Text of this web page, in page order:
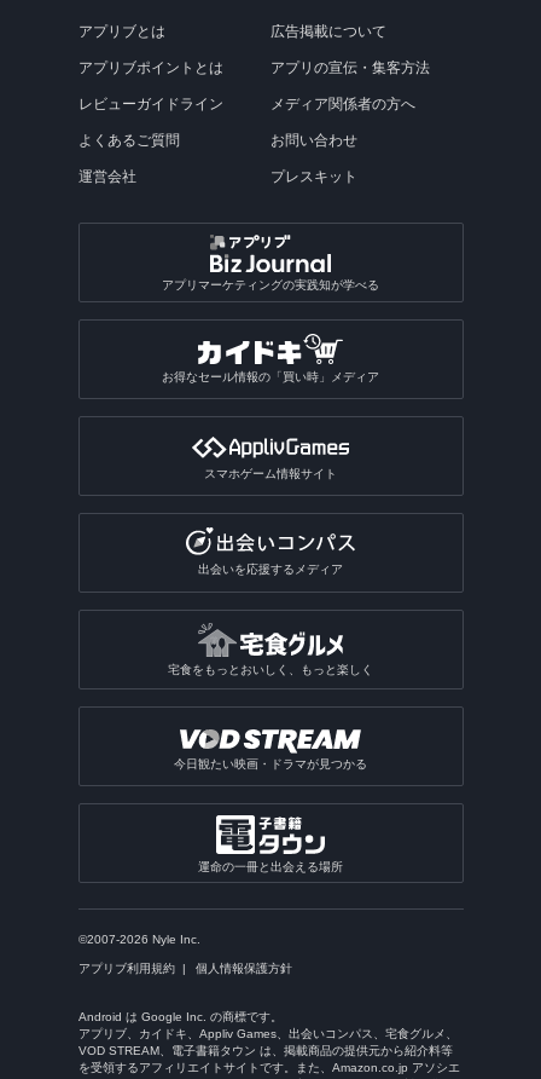
アプリブとは
アプリブポイントとは
レビューガイドライン
よくあるご質問
運営会社
広告掲載について
アプリの宣伝・集客方法
メディア関係者の方へ
お問い合わせ
プレスキット
アプリマーケティングの実践知が学べる
お得なセール情報の「買い時」メディア
スマホゲーム情報サイト
出会いを応援するメディア
宅食をもっとおいしく、もっと楽しく
今日観たい映画・ドラマが見つかる
運命の一冊と出会える場所
©2007-2026 Nyle Inc.
アプリブ利用規約 個人情報保護方針
Android は Google Inc. の商標です。
アプリブ、カイドキ、Appliv Games、出会いコンパス、宅食グルメ、
VOD STREAM、電子書籍タウン は、掲載商品の提供元から紹介料等
を受領するアフィリエイトサイトです。また、Amazon.co.jp アソシエ